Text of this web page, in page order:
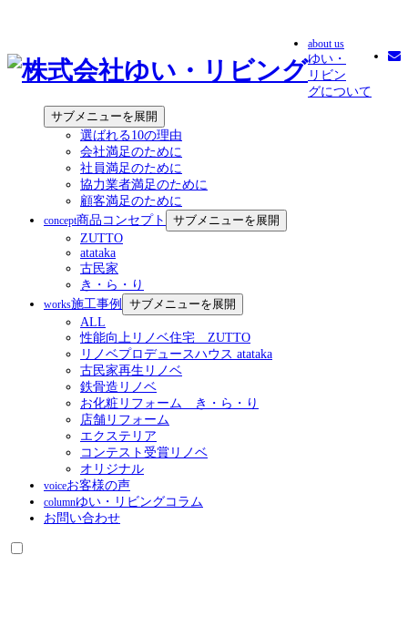
about us
ゆい・
リビン
グについて
サブメニューを展開
選ばれる10の理由
会社満足のために
社員満足のために
協力業者満足のために
顧客満足のために
concept商品コンセプト
サブメニューを展開
ZUTTO
atataka
古民家
き・ら・り
works施工事例
サブメニューを展開
ALL
性能向上リノベ住宅 ZUTTO
リノベプロデュースハウス atataka
古民家再生リノベ
鉄骨造リノベ
お化粧リフォーム き・ら・り
店舗リフォーム
エクステリア
コンテスト受賞リノベ
オリジナル
voiceお客様の声
columnゆい・リビングコラム
お問い合わせ